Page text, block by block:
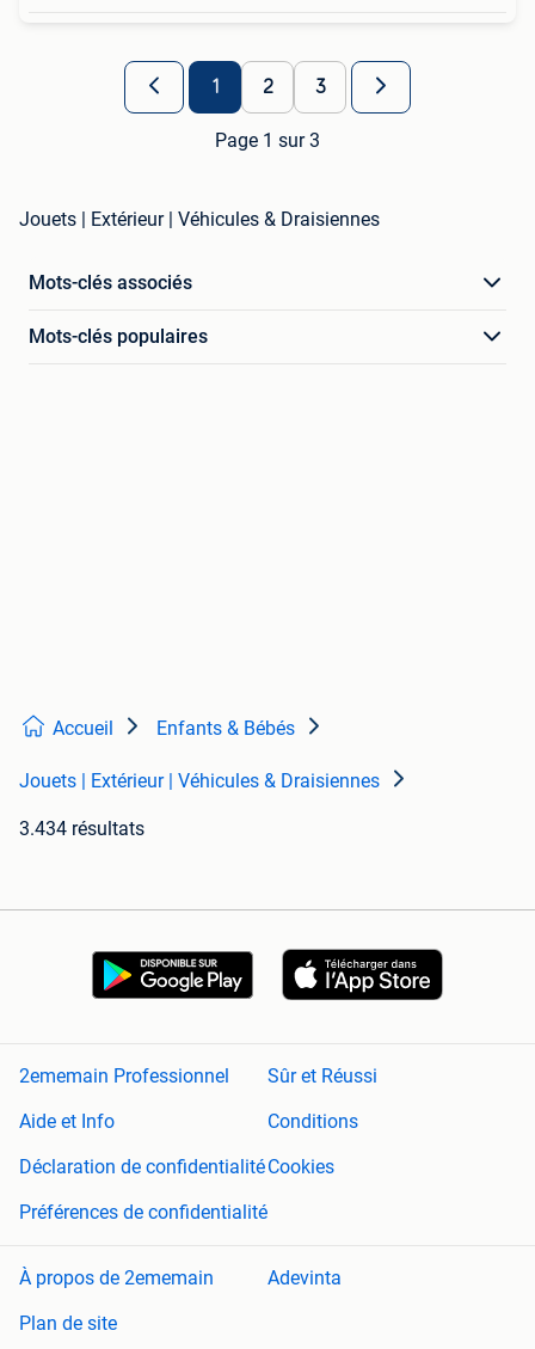
1 2 3
Page 1 sur 3
Jouets | Extérieur | Véhicules & Draisiennes
Mots-clés associés
Mots-clés populaires
Accueil Enfants & Bébés
Jouets | Extérieur | Véhicules & Draisiennes
3.434 résultats
2ememain Professionnel
Sûr et Réussi
Aide et Info
Conditions
Déclaration de confidentialitéCookies
Préférences de confidentialité
À propos de 2ememain
Adevinta
Plan de site